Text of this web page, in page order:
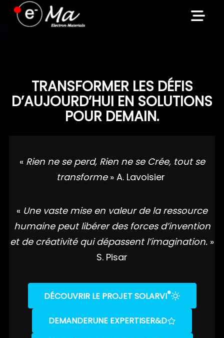
Skip
TRANSFORMER LES DÉFIS
D’AUJOURD’HUI EN SOLUTIONS
POUR DEMAIN.
« Rien ne se perd, Rien ne se Crée, tout se
transforme » A. Lavoisier
« Une vaste mise en valeur de la ressource
humaine peut libérer des forces d’invention
et de créativité qui dépassent l’imagination. »
S. Pisar
DÉCOUVRIR LE PROJET SOLARVI®
DEMANDERUNE EXPERTISER&D